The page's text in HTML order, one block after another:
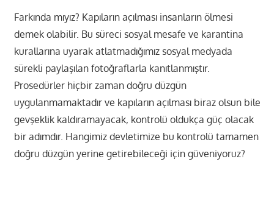
Farkında mıyız? Kapıların açılması insanların ölmesi
demek olabilir. Bu süreci sosyal mesafe ve karantina
kurallarına uyarak atlatmadığımız sosyal medyada
sürekli paylaşılan fotoğraflarla kanıtlanmıştır.
Prosedürler hiçbir zaman doğru düzgün
uygulanmamaktadır ve kapıların açılması biraz olsun bile
gevşeklik kaldıramayacak, kontrolü oldukça güç olacak
bir adımdır. Hangimiz devletimize bu kontrolü tamamen
doğru düzgün yerine getirebileceği için güveniyoruz?